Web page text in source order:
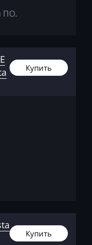
ПО.
Купить
Купить